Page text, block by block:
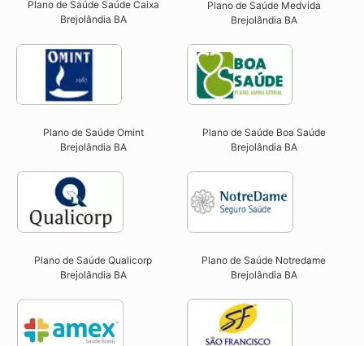
Plano de Saúde Saúde Caixa
Brejolândia BA​
Plano de Saúde Medvida
Brejolândia BA
Plano de Saúde Omint
Brejolândia BA​
Plano de Saúde Boa Saúde
Brejolândia BA​
Plano de Saúde Qualicorp
Brejolândia BA​
Plano de Saúde Notredame
Brejolândia BA​